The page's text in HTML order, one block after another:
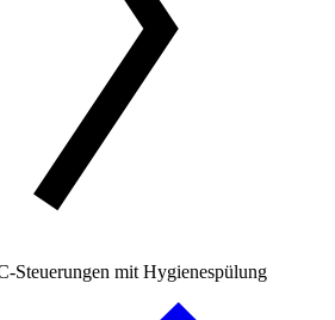
Steuerungen mit Hygienespülung